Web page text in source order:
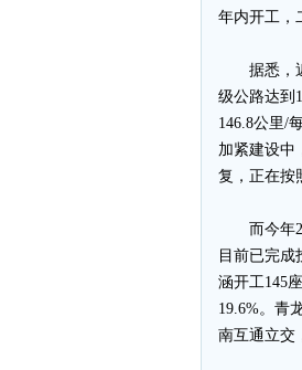
年内开工，
据悉，近
级公路达到
146.8公里/
加紧建设中
复，正在按
而今年2
目前已完成
涵开工145
19.6%。青
南互通立交